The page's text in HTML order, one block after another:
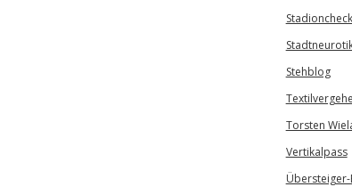
Stadioncheck
Stehblog
Torsten
Vertikalpass